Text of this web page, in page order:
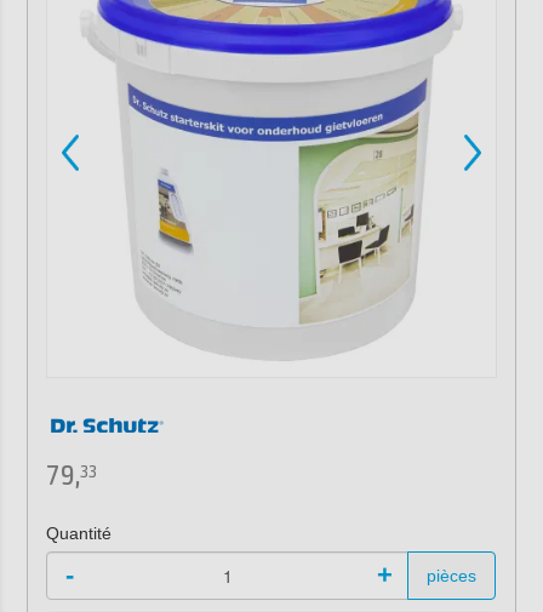
79,33
Quantité
- + pièces